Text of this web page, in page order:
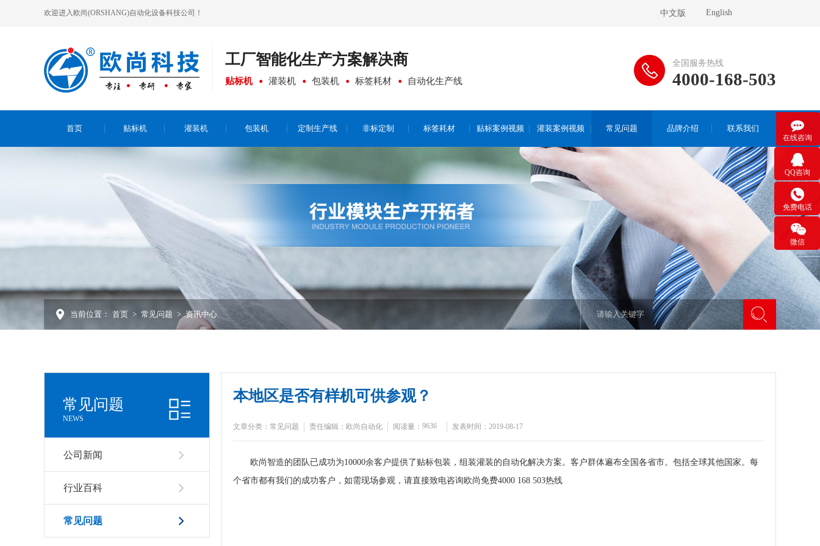
欢迎进入欧尚(ORSHANG)自动化设备科技公司！ 中文版 English
工厂智能化生产方案解决商
贴标机 灌装机 包装机 标签耗材 自动化生产线
全国服务热线
4000-168-503
首页 贴标机 灌装机 包装机 定制生产线 非标定制 标签耗材 贴标案例视频 灌装案例视频 常见问题 品牌介绍 联系我们
当前位置： 首页 > 常见问题 > 资讯中心
常见问题
NEWS
公司新闻
行业百科
常见问题
本地区是否有样机可供参观？
文章分类：常见问题 责任编辑：欧尚自动化 阅读量： 9636 发表时间：2019-08-17
欧尚智造的团队已成功为10000余客户提供了贴标包装，组装灌装的自动化解决方案。客户群体遍布全国各省市。包括全球其他国家。每
个省市都有我们的成功客户，如需现场参观，请直接致电咨询欧尚免费4000 168 503热线

在线咨询

QQ咨询

免费电话

微信